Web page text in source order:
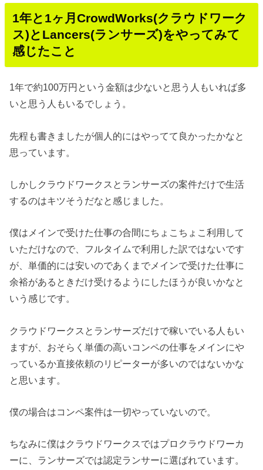
1年と1ヶ月CrowdWorks(クラウドワーク
ス)とLancers(ランサーズ)をやってみて
感じたこと
1年で約100万円という金額は少ないと思う人もいれば多
いと思う人もいるでしょう。
先程も書きましたが個人的にはやってて良かったかなと
思っています。
しかしクラウドワークスとランサーズの案件だけで生活
するのはキツそうだなと感じました。
僕はメインで受けた仕事の合間にちょこちょこ利用して
いただけなので、フルタイムで利用した訳ではないです
が、単価的には安いのであくまでメインで受けた仕事に
余裕があるときだけ受けるようにしたほうが良いかなと
いう感じです。
クラウドワークスとランサーズだけで稼いでいる人もい
ますが、おそらく単価の高いコンペの仕事をメインにや
っているか直接依頼のリピーターが多いのではないかな
と思います。
僕の場合はコンペ案件は一切やっていないので。
ちなみに僕はクラウドワークスではプロクラウドワーカ
ーに、ランサーズでは認定ランサーに選ばれています。